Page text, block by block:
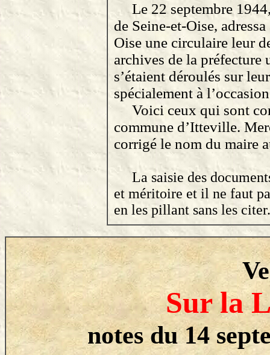
Le 22 septembre
de Seine-et-Oise,
Oise une circulaire leur
archives de la préfecture
s’étaient déroulés sur
spécialement à
Voici ceux qui sont
commune d’Itteville.
corrigé le nom du maire
La saisie des
et méritoire et il ne faut
en les pillant sans les citer.
Sur la
notes du 14